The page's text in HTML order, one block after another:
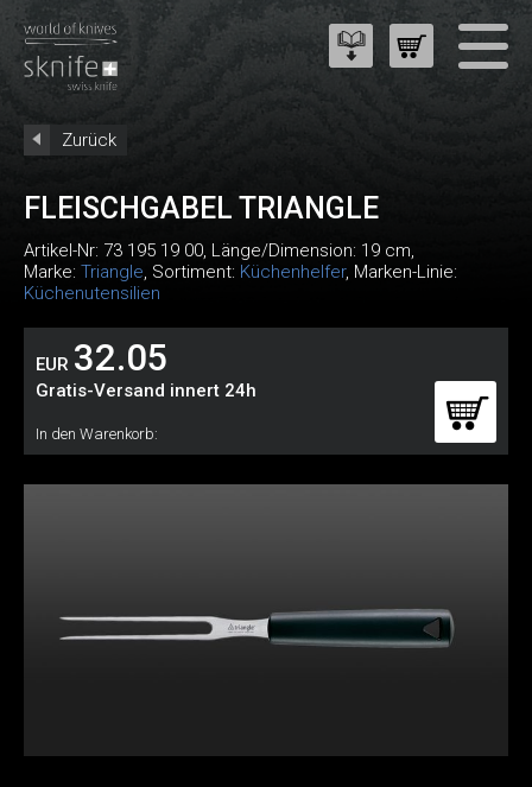
Zurück
FLEISCHGABEL TRIANGLE
Artikel-Nr: 73 195 19 00, Länge/Dimension: 19 cm,
Marke: Triangle, Sortiment: Küchenhelfer, Marken-Linie:
Küchenutensilien
EUR 32.05
Gratis-Versand innert 24h
In den Warenkorb: